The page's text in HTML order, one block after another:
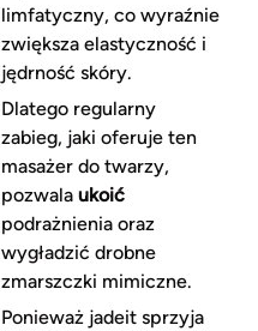
limfatyczny, co wyraźnie
zwiększa elastyczność i
jędrność skóry.
Dlatego regularny
zabieg, jaki oferuje ten
masażer do twarzy,
pozwala ukoić
podrażnienia oraz
wygładzić drobne
zmarszczki mimiczne.
Ponieważ jadeit sprzyja